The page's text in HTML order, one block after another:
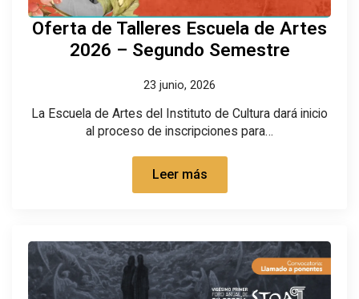
Oferta de Talleres Escuela de Artes
2026 – Segundo Semestre
23 junio, 2026
La Escuela de Artes del Instituto de Cultura dará inicio
al proceso de inscripciones para…
Leer más